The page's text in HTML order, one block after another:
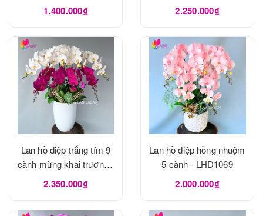
1.400.000₫ 2.250.000₫
Lan hồ điệp trắng tím 9
cành mừng khai trương -
LHD1070
2.350.000₫
Lan hồ điệp hồng nhuộm
5 cành - LHD1069
2.000.000₫